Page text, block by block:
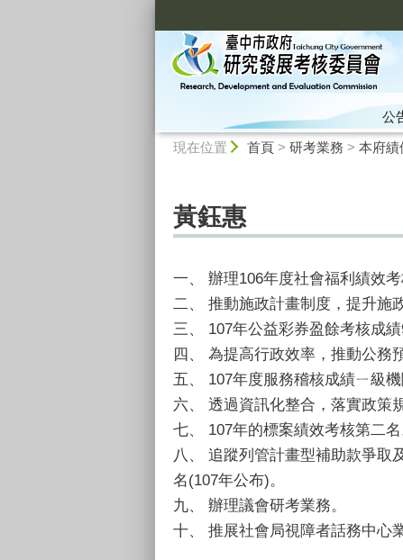
公
現在位置 首頁> 研考業務 > 本府績
黃鈺惠
一、 辦理106年度社會福利績效
二、 推動施政計畫制度，提升施
三、 107年公益彩券盈餘考核成
四、 為提高行政效率，推動公務
五、 107年度服務稽核成績ㄧ級機
六、 透過資訊化整合，落實政策
七、 107年的標案績效考核第二名
八、 追蹤列管計畫型補助款爭取
名(107年公布)。
九、 辦理議會研考業務。
十、 推展社會局視障者話務中心